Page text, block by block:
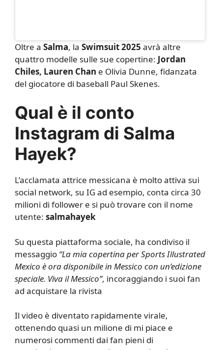
Oltre a Salma, la Swimsuit 2025 avrà altre
quattro modelle sulle sue copertine: Jordan
Chiles, Lauren Chan e Olivia Dunne, fidanzata
del giocatore di baseball Paul Skenes.
Qual è il conto
Instagram di Salma
Hayek?
L’acclamata attrice messicana è molto attiva sui
social network, su IG ad esempio, conta circa 30
milioni di follower e si può trovare con il nome
utente: salmahayek
Su questa piattaforma sociale, ha condiviso il
messaggio “La mia copertina per Sports Illustrated
Mexico è ora disponibile in Messico con un’edizione
speciale. Viva il Messico”, incoraggiando i suoi fan
ad acquistare la rivista
Il video è diventato rapidamente virale,
ottenendo quasi un milione di mi piace e
numerosi commenti dai fan pieni di